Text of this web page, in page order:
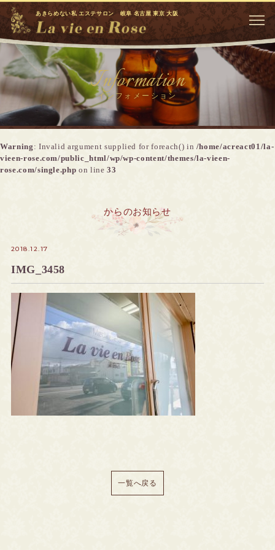
あきらめない私 エステサロン 岐阜 名古屋 東京 大阪
Information
インフォメーション
Warning : Invalid argument supplied for foreach() in /home/acreact01/la-
vieen-rose.com/public_html/wp/wp-content/themes/la-vieen-
rose.com/single.php on line33
からのお知らせ
2018.12.17
IMG_3458
一覧へ戻る